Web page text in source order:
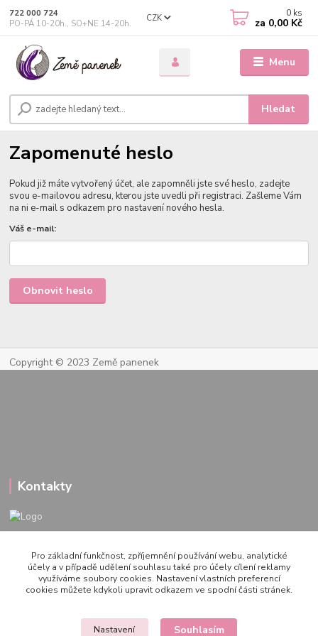
Menu
CZK
Hledat
722 000 724
PO-PÁ 10-20h., SO+NE 14-20h.
0 ks
za 0,00 Kč
Zapomenuté heslo
Pokud již máte vytvořený účet, ale zapomněli jste své heslo, zadejte
svou e-mailovou adresu, kterou jste uvedli při registraci. Zašleme Vám
na ni e-mail s odkazem pro nastavení nového hesla.
Váš e-mail:
Obnovit heslo
Copyright © 2023 Země panenek
Kontakty
PO-PÁ 10-20h., SO+NE 14-20h.
zemepanenek@gmail.com
Pro základní funkčnost, zpříjemnění používání webu, analytické
účely a v případě udělení souhlasu také pro účely cílení reklamy
využíváme soubory cookies. Nastavení vlastních preferencí
cookies můžete kdykoli upravit odkazem ve spodní části stránek.
Nastavení Souhlasím